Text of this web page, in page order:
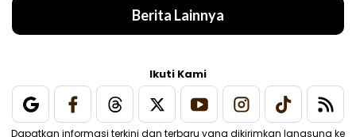
Berita Lainnya
Ikuti Kami
Dapatkan informasi terkini dan terbaru yang dikirimkan langsung ke